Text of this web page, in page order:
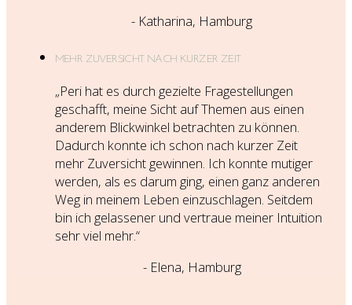
- Katharina, Hamburg
MEHR ZUVERSICHT NACH KURZER ZEIT
„Peri hat es durch gezielte Fragestellungen
geschafft, meine Sicht auf Themen aus einen
anderem Blickwinkel betrachten zu können.
Dadurch konnte ich schon nach kurzer Zeit
mehr Zuversicht gewinnen. Ich konnte mutiger
werden, als es darum ging, einen ganz anderen
Weg in meinem Leben einzuschlagen. Seitdem
bin ich gelassener und vertraue meiner Intuition
sehr viel mehr.“
- Elena, Hamburg